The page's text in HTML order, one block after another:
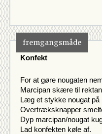
fremgangsmåde
Konfekt
For at gøre nougaten
Marcipan skære til
Læg et stykke nougat på
Overtræksknapper
Dyp marcipan/nougat
Lad konfekten køle af.